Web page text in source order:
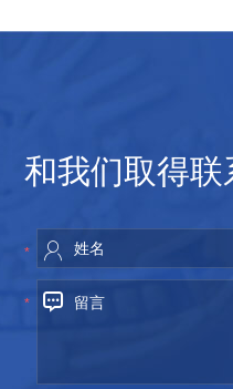
和我们取得联
*
*